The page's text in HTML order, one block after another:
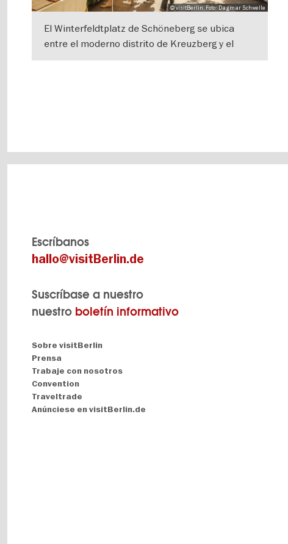
© visitBerlin, Foto: Dagmar Schwelle
El Winterfeldtplatz de Schöneberg se ubica
entre el moderno distrito de Kreuzberg y el
distrito burgués de Wilmersdorf. Con sus
Escríbanos
hallo@visitBerlin.de
Suscríbase a nuestro
nuestro boletín informativo
Navigation:
About
Sobre visitBerlin
Prensa
Trabaje con nosotros
Convention
Traveltrade
Anúnciese en visitBerlin.de